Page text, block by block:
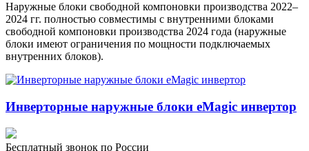
Наружные блоки свободной компоновки производства 2022–
2024 гг. полностью совместимы с внутренними блоками
свободной компоновки производства 2024 года (наружные
блоки имеют ограничения по мощности подключаемых
внутренних блоков).
Инверторные наружные блоки eMagic инвертор
Бесплатный звонок по России